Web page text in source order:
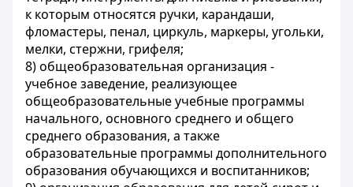
к которым относятся ручки, карандаши,
фломастеры, пенал, циркуль, маркеры, угольки,
мелки, стержни, грифеля;
8) общеобразовательная организация -
учебное заведение, реализующее
общеобразовательные учебные программы
начального, основного среднего и общего
среднего образования, а также
образовательные программы дополнительного
образования обучающихся и воспитанников;